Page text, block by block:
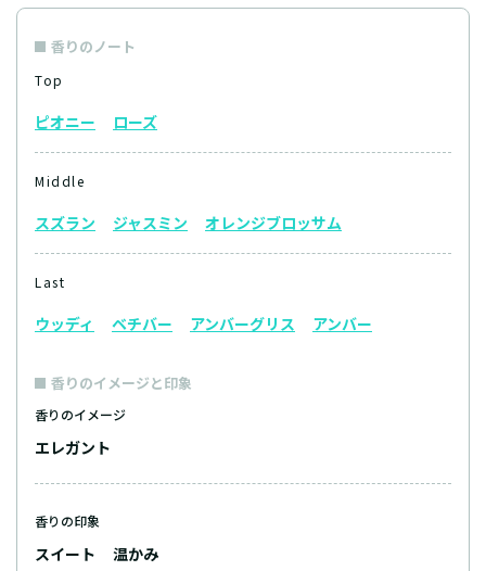
香りのノート
Top
ピオニー ローズ
Middle
スズラン ジャスミン オレンジブロッサム
Last
ウッディ ベチバー アンバーグリス アンバー
香りのイメージと印象
香りのイメージ
エレガント
香りの印象
スイート 温かみ